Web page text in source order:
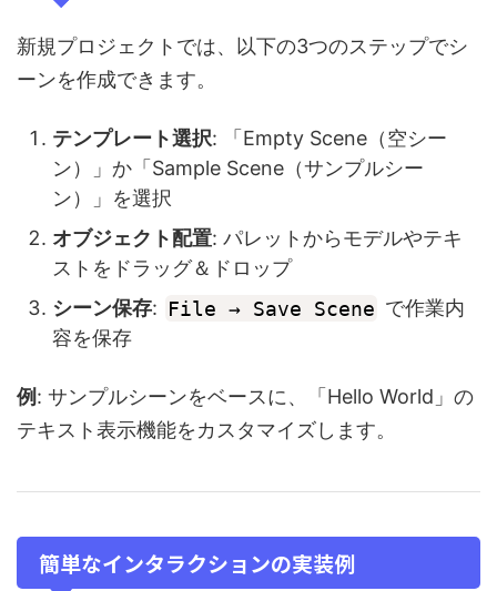
新規プロジェクトでは、以下の3つのステップでシ
ーンを作成できます。
テンプレート選択: 「Empty Scene（空シー
ン）」か「Sample Scene（サンプルシー
ン）」を選択
オブジェクト配置: パレットからモデルやテキ
ストをドラッグ＆ドロップ
シーン保存: File → Save Scene で作業内
容を保存
例: サンプルシーンをベースに、「Hello World」の
テキスト表示機能をカスタマイズします。
簡単なインタラクションの実装例